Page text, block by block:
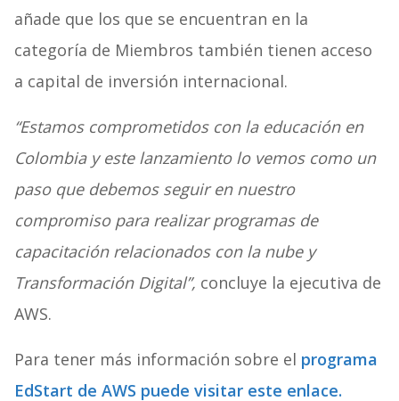
añade que los que se encuentran en la
categoría de Miembros también tienen acceso
a capital de inversión internacional.
“Estamos comprometidos con la educación en
Colombia y este lanzamiento lo vemos como un
paso que debemos seguir en nuestro
compromiso para realizar programas de
capacitación relacionados con la nube y
Transformación Digital”, concluye la ejecutiva de
AWS.
Para tener más información sobre el programa
EdStart de AWS puede visitar este enlace.